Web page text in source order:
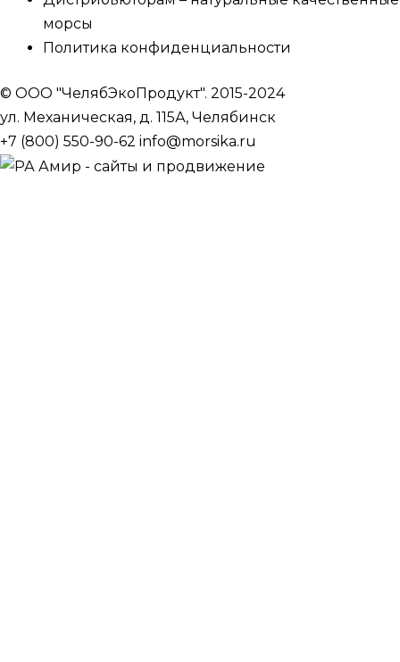
морсы
Политика конфиденциальности
© ООО "ЧелябЭкоПродукт". 2015-2024
ул. Механическая, д. 115А, Челябинск
+7 (800) 550-90-62 info@morsika.ru